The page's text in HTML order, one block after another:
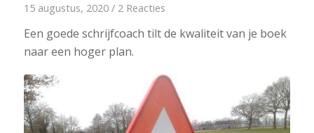
15 augustus, 2020 / 2 Reacties
Een goede schrijfcoach tilt de kwaliteit van je boek
naar een hoger plan.